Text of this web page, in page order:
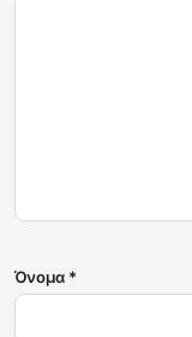
Όνομα *